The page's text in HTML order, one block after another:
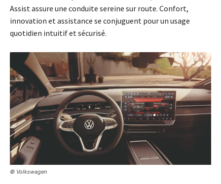
Assist assure une conduite sereine sur route. Confort,
innovation et assistance se conjuguent pour un usage
quotidien intuitif et sécurisé.
© Volkswagen